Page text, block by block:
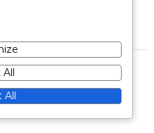
h
All
All